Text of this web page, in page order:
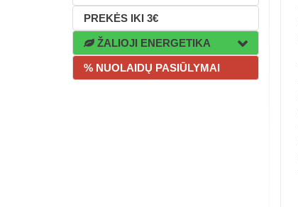
PREKĖS IKI 3€
ŽALIOJI ENERGETIKA
% NUOLAIDŲ PASIŪLYMAI